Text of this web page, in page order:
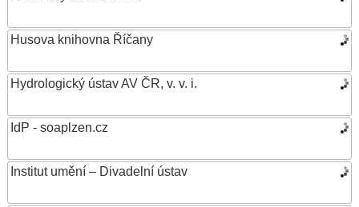
Husova knihovna Říčany
Hydrologický ústav AV ČR, v. v. i.
IdP - soaplzen.cz
Institut umění – Divadelní ústav